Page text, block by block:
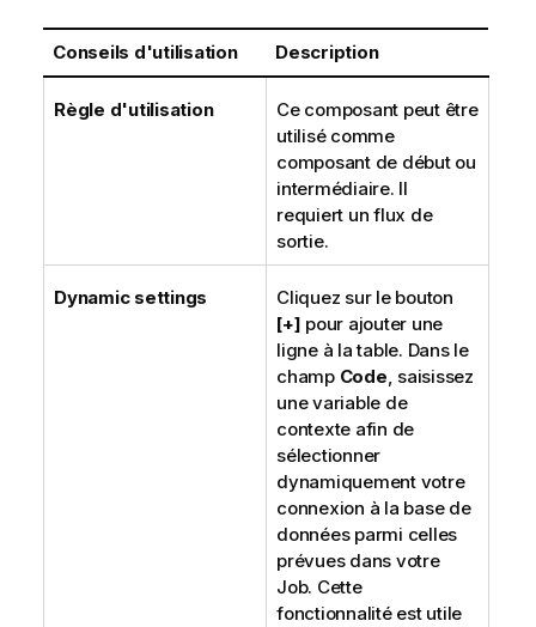
Conseils d'utilisation Description
Règle d'utilisation
Ce composant peut être
utilisé comme
composant de début ou
intermédiaire. Il
requiert un flux de
sortie.
Dynamic settings
Cliquez sur le bouton
[+] pour ajouter une
ligne à la table. Dans le
champ Code, saisissez
une variable de
contexte afin de
sélectionner
dynamiquement votre
connexion à la base de
données parmi celles
prévues dans votre
Job. Cette
fonctionnalité est utile